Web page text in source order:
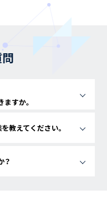
すか。
、AI検査機能は検査や検
教えてください。
？